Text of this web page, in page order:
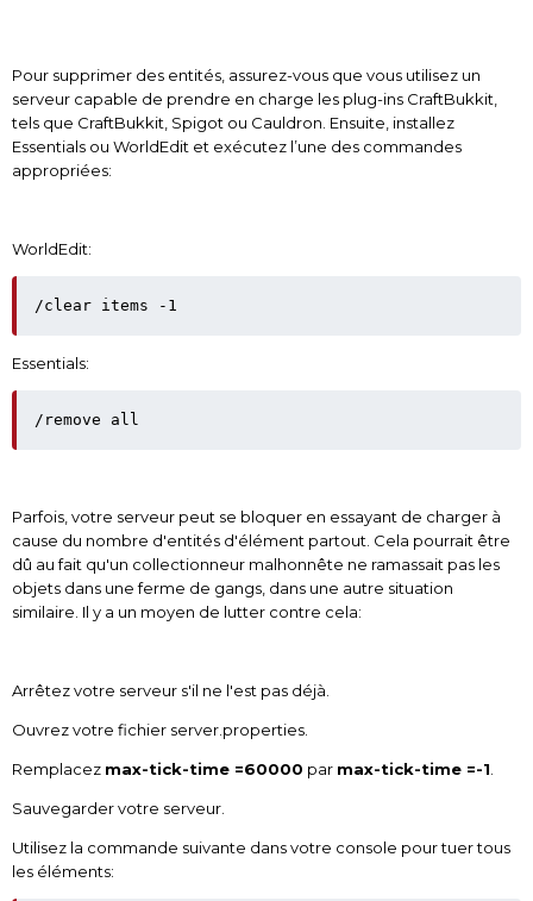
Pour supprimer des entités, assurez-vous que vous utilisez un
serveur capable de prendre en charge les plug-ins CraftBukkit,
tels que CraftBukkit, Spigot ou Cauldron. Ensuite, installez
Essentials ou WorldEdit et exécutez l’une des commandes
appropriées:
WorldEdit:
/clear items -1
Essentials:
/remove all
Parfois, votre serveur peut se bloquer en essayant de charger à
cause du nombre d'entités d'élément partout. Cela pourrait être
dû au fait qu'un collectionneur malhonnête ne ramassait pas les
objets dans une ferme de gangs, dans une autre situation
similaire. Il y a un moyen de lutter contre cela:
Arrêtez votre serveur s'il ne l'est pas déjà.
Ouvrez votre fichier server.properties.
Remplacez max-tick-time =60000 par max-tick-time =-1.
Sauvegarder votre serveur.
Utilisez la commande suivante dans votre console pour tuer tous
les éléments: